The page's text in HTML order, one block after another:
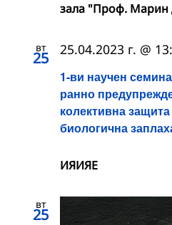
зала "Проф.
вт
25
1-ви научен
ранно
колективна
биологична
25.04.2023 г. @
ИЯИЯЕ
вт
25